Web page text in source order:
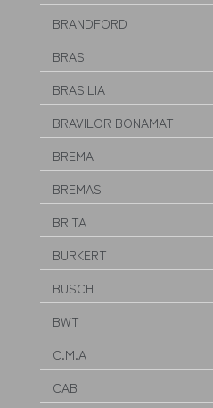
BRANDFORD
BRAS
BRASILIA
BRAVILOR BONAMAT
BREMA
BREMAS
BRITA
BURKERT
BUSCH
BWT
C.M.A
CAB